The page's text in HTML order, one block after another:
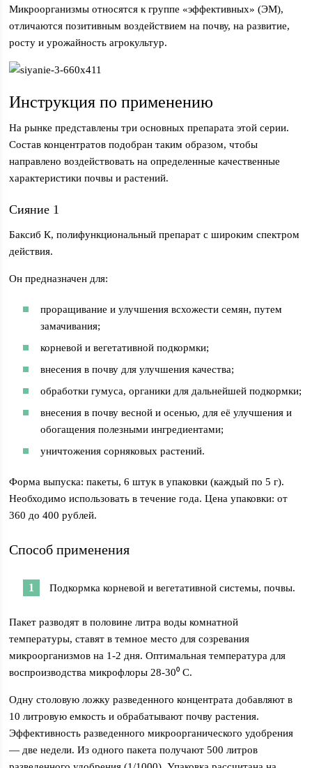
Микроорганизмы относятся к группе «эффективных» (ЭМ),
отличаются позитивным воздействием на почву, на развитие,
росту и урожайность агрокультур.
Инструкция по применению
На рынке представлены три основных препарата этой серии.
Состав концентратов подобран таким образом, чтобы
направлено воздействовать на определенные качественные
характеристики почвы и растений.
Сияние 1
Баксиб К, полифункциональный препарат с широким спектром
действия.
Он предназначен для:
проращивание и улучшения всхожести семян, путем
замачивания;
корневой и вегетативной подкормки;
внесения в почву для улучшения качества;
обработки гумуса, органики для дальнейшей подкормки;
внесения в почву весной и осенью, для её улучшения и
обогащения полезными ингредиентами;
уничтожения сорняковых растений.
Форма выпуска: пакеты, 6 штук в упаковки (каждый по 5 г).
Необходимо использовать в течение года. Цена упаковки: от
360 до 400 рублей.
Способ применения
Подкормка корневой и вегетативной системы, почвы.
Пакет разводят в половине литра воды комнатной
температуры, ставят в темное место для созревания
микроорганизмов на 1-2 дня. Оптимальная температура для
воспроизводства микрофлоры 28-30⁰ С.
Одну столовую ложку разведенного концентрата добавляют в
10 литровую емкость и обрабатывают почву растения.
Эффективность разведенного микроорганического удобрения
— две недели. Из одного пакета получают 500 литров